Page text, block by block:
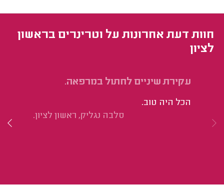
חוות דעת אחרונות על וטרינרים בראשון
לציון
עקירת שיניים לחתול במרפאה.
הכל היה טוב.
סלבה נגליק, ראשון לציון.